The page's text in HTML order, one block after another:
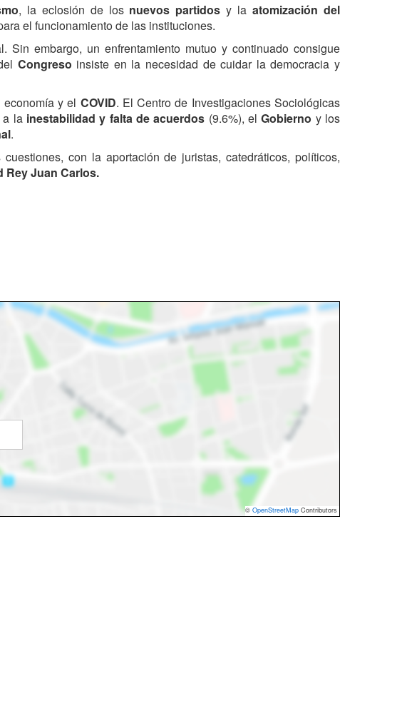
, la eclosión de los nuevos partidosy laatomización del
el funcionamiento de las instituciones.
embargo, un enfrentamiento mutuo y continuado consigue
Congreso insiste en la necesidad de cuidar la democracia y
economía y el COVID. El Centro de Investigaciones Sociológicas
a la inestabilidad y falta de acuerdos (9.6%), elGobierno y los
.
cuestiones, con la aportación de juristas, catedráticos, políticos,
Rey Juan Carlos.
© OpenStreetMap Contributors